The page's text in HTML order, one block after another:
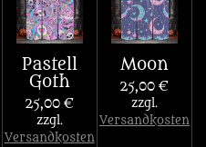
Pastell
Goth
25,00 €
zzgl.
Versandkosten
Moon
25,00 €
zzgl.
Versandkosten